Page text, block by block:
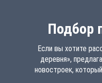
Подбор
Если вы хотите
деревня»,
новостроек,